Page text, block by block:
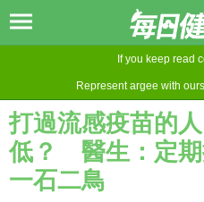
If you keep read
Represent argee with ours
打過流感疫苗的
低？ 醫生：定期
一石二鳥